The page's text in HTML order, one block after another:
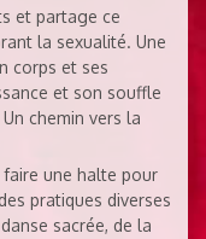
et partage ce
la sexualité. Une
corps et ses
et son souffle
chemin vers la
faire une halte pour
pratiques diverses
sacrée, de la